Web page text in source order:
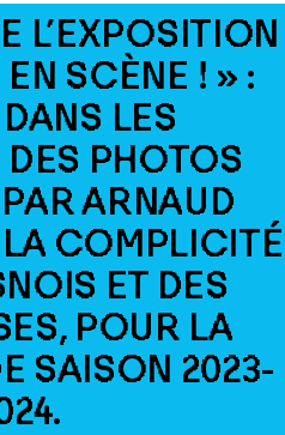
L’EXPOSITION
SCÈNE ! » :
LES
PHOTOS
ARNAUD
COMPLICITÉ
ET DES
POUR LA
SAISON 2023-